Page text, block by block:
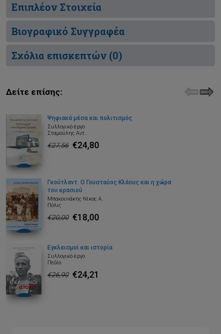
Επιπλέον Στοιχεία
Βιογραφικό Συγγραφέα
Σχόλια επισκεπτών (0)
Δείτε επίσης:
Ψηφιακά μέσα και πολιτισμός
Συλλογικό έργο
Σταμούλης Αντ.
€27,56 €24,80
Γκούτλαντ. Ο Γουσταύος Κλάους και η χώρα
του κρασιού
Μπακουνάκης Νίκος Α.
Πόλις
€20,00 €18,00
Εγκλεισμοί και ιστορία
Συλλογικό έργο
Πεδίο
€26,90 €24,21